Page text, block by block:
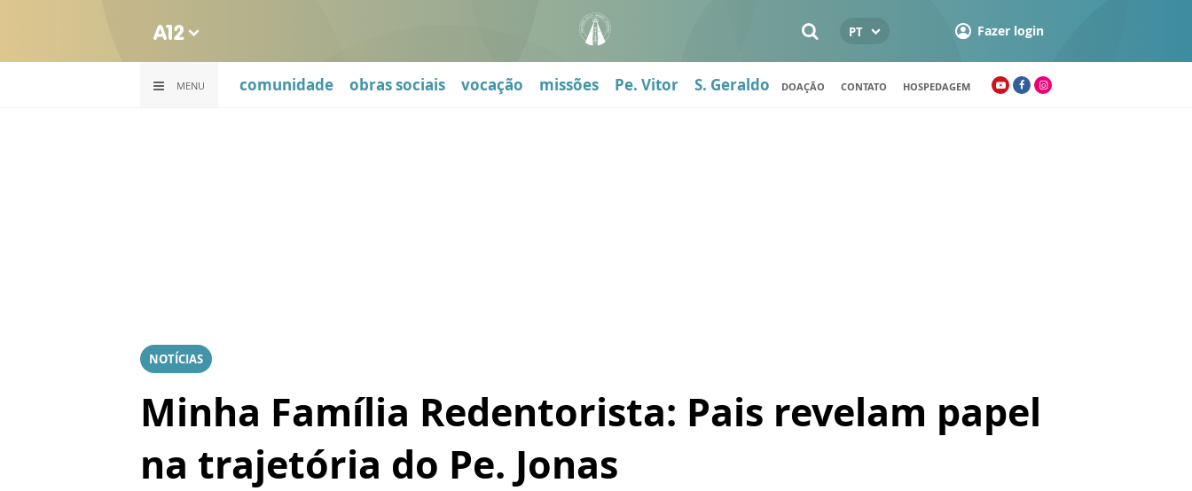
PT Fazer login
MENU comunidade obras sociais vocação missões Pe. Vitor S. Geraldo DOAÇÃO CONTATO HOSPEDAGEM
NOTÍCIAS
Minha Família Redentorista: Pais revelam papel
na trajetória do Pe. Jonas